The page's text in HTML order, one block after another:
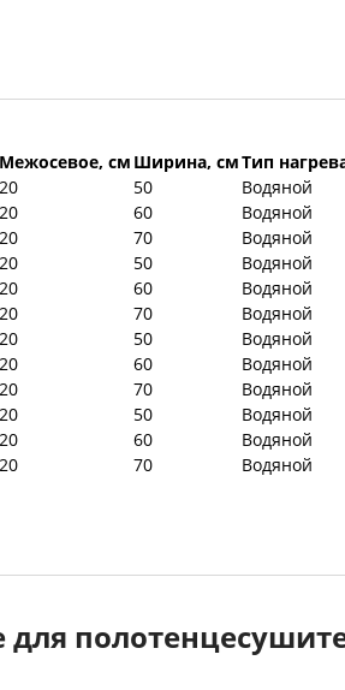
Межосевое, см Ширина, смТип
20 50
Водяной
20 60
Водяной
20 70
Водяной
20 50
Водяной
20 60
Водяной
20 70
Водяной
20 50
Водяной
20 60
Водяной
20 70
Водяной
20 50
Водяной
20 60
Водяной
20 70 Водяной